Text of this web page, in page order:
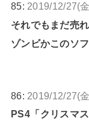
85: 2019/12/27(
それでもまだ売
ゾンビかこのソ
86: 2019/12/27(
PS4「クリスマ